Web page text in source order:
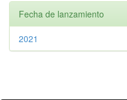
Fecha de lanzamiento
2021